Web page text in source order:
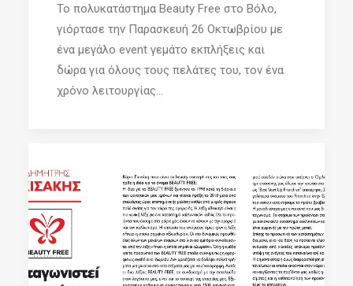
Το πολυκατάστημα Beauty Free στο Βόλο,
γιόρτασε την Παρασκευή 26 Οκτωβρίου με
ένα μεγάλο event γεμάτο εκπλήξεις και
δώρα για όλους τους πελάτες του, τον ένα
χρόνο λειτουργίας...